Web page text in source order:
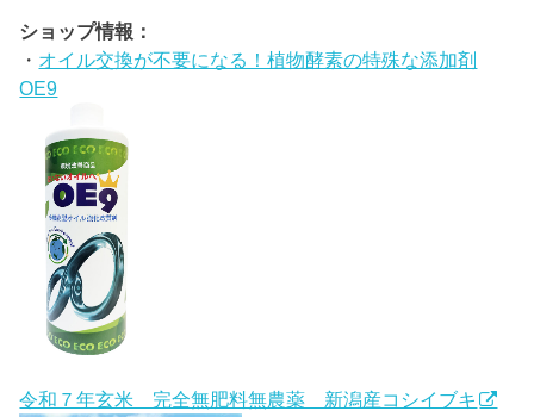
ショップ情報：
・ オイル交換が不要になる！植物酵素の特殊な添加剤
OE9
令和７年玄米 完全無肥料無農薬 新潟産コシイブキ